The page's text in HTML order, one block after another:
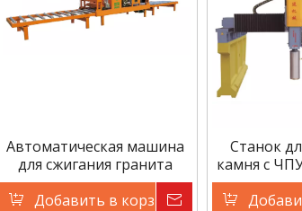
Автоматическая машина
для сжигания гранита
Dialead
Добавить в корзину
Запрос цены
Станок
камня с
типа